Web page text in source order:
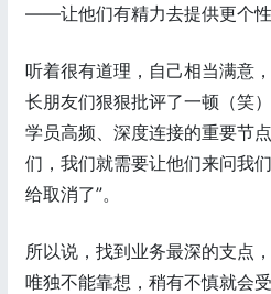
——让他们有精力去提供更个性
听着很有道理，自己相当满意
长朋友们狠狠批评了一顿（笑
学员高频、深度连接的重要节
们，我们就需要让他们来问我
给取消了”。
所以说，找到业务最深的支点
唯独不能靠想，稍有不慎就会